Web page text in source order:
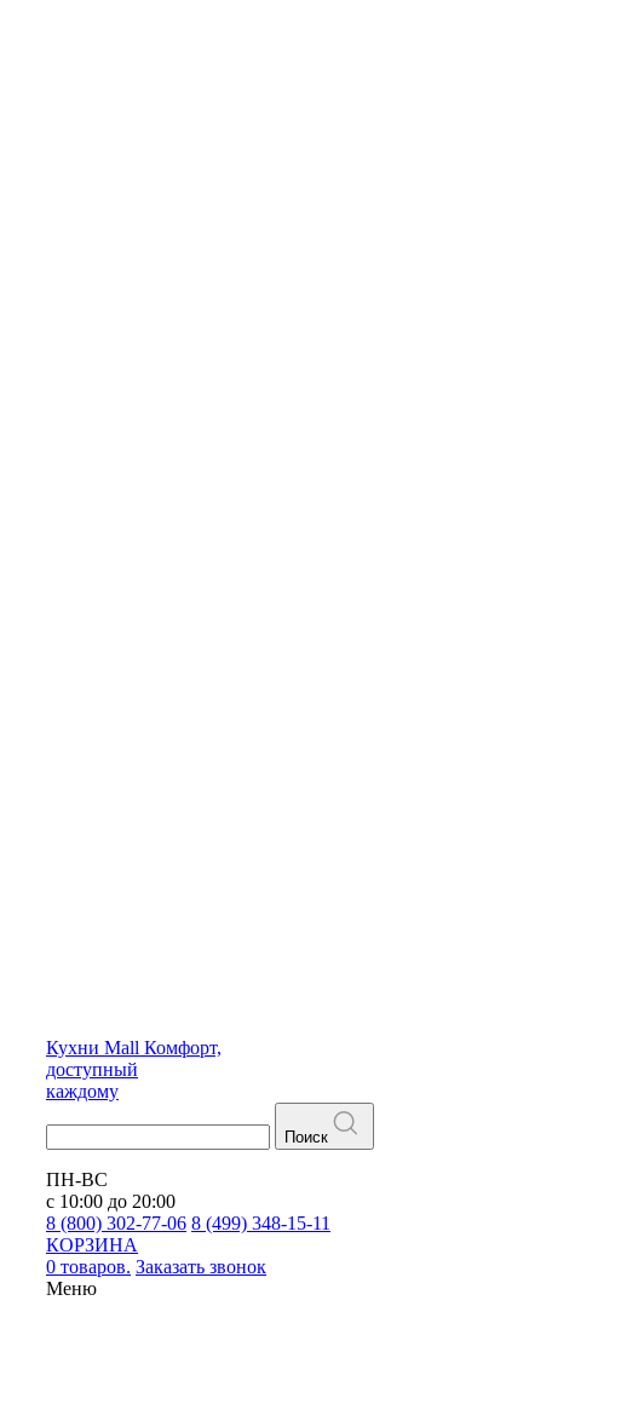
Кухни Mall Комфорт,
доступный
каждому
Поиск
ПН-ВС
с 10:00 до 20:00
8 (800) 302-77-06 8 (499) 348-15-11
КОРЗИНА
0 товаров. Заказать звонок
Меню